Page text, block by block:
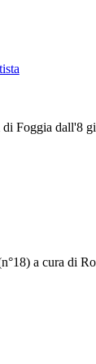
Foggia dall'8
a cura di